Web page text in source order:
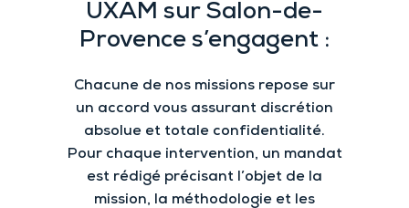
UXAM sur Salon-de-
Provence s’engagent :
Chacune de nos missions repose sur
un accord vous assurant discrétion
absolue et totale confidentialité.
Pour chaque intervention, un mandat
est rédigé précisant l’objet de la
mission, la méthodologie et les